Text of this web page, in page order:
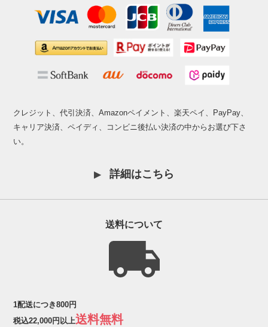
クレジット、代引決済、Amazonペイメント、楽天ペイ、PayPay、
キャリア決済、ペイディ、コンビニ後払い決済の中からお選び下さ
い。
詳細はこちら
送料について
1配送につき800円
税込22,000円以上送料無料